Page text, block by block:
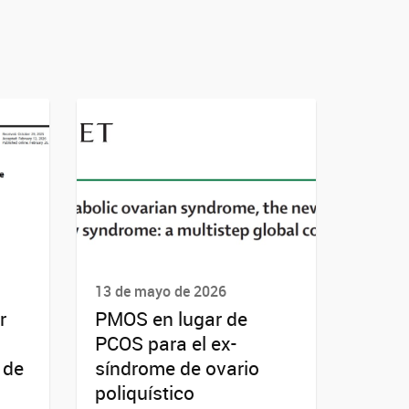
13 de mayo de 2026
PMOS en lugar de
PCOS para el ex-
síndrome de ovario
poliquístico